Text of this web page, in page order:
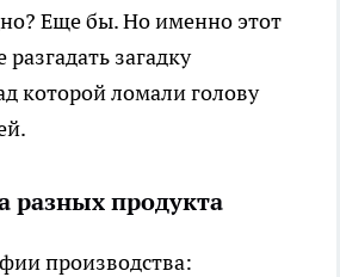
Еще бы. Но именно этот
загадку
которой ломали голову
разных продукта
производства: